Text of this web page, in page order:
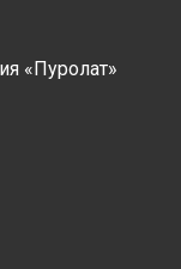
«Пуролат»